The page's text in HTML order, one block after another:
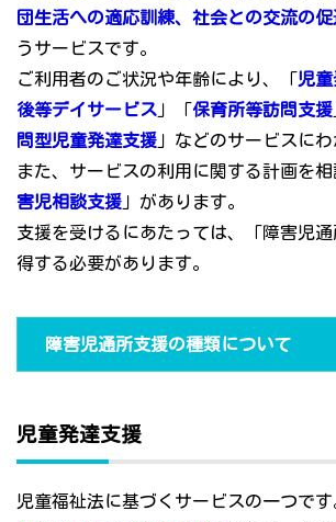
団生活への適応訓練、社会との交流の
うサービスです。
ご利用者のご状況や年齢により、「児
後等デイサービス 」「保育所等訪問支援
問型児童発達支援 」などのサービスにわ
また、サービスの利用に関する計画を
害児相談支援 」があります。
支援を受けるにあたっては、「障害児
得する必要があります。
障害児通所支援の種類について
児童発達支援
児童福祉法に基づくサービスの一つです